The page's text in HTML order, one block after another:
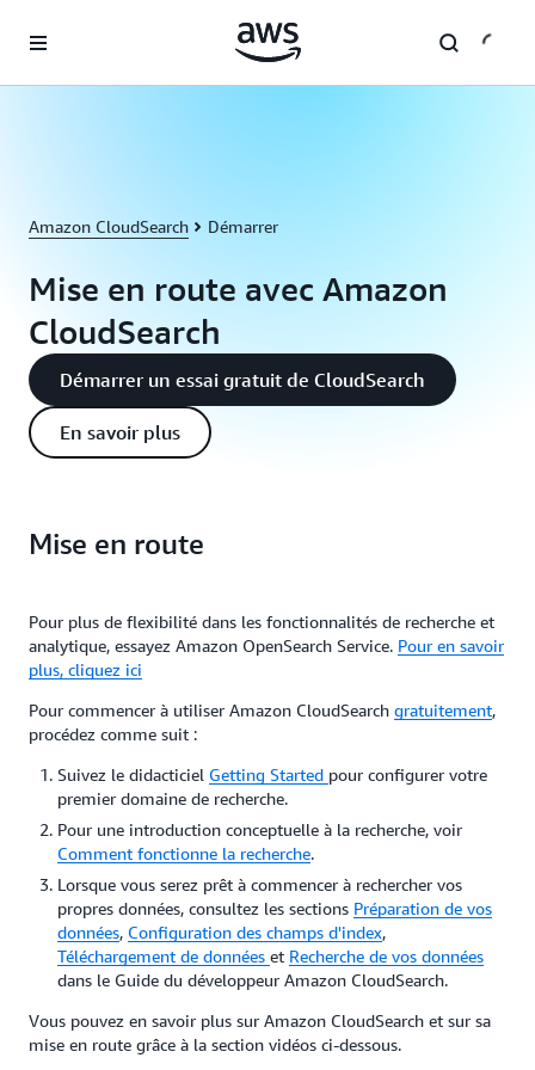
Amazon CloudSearch Démarrer
Mise en route avec Amazon
CloudSearch
Démarrer un essai gratuit de CloudSearch
En savoir plus
Mise en route
Pour plus de flexibilité dans les fonctionnalités de recherche et
analytique, essayez Amazon OpenSearch Service. Pour en savoir
plus, cliquez ici
Pour commencer à utiliser Amazon CloudSearch gratuitement,
procédez comme suit :
Suivez le didacticiel Getting Started pour configurer votre
premier domaine de recherche.
Pour une introduction conceptuelle à la recherche, voir
Comment fonctionne la recherche.
Lorsque vous serez prêt à commencer à rechercher vos
propres données, consultez les sections Préparation de vos
données, Configuration des champs d'index,
Téléchargement de données et Recherche de vos données
dans le Guide du développeur Amazon CloudSearch.
Vous pouvez en savoir plus sur Amazon CloudSearch et sur sa
mise en route grâce à la section vidéos ci-dessous.